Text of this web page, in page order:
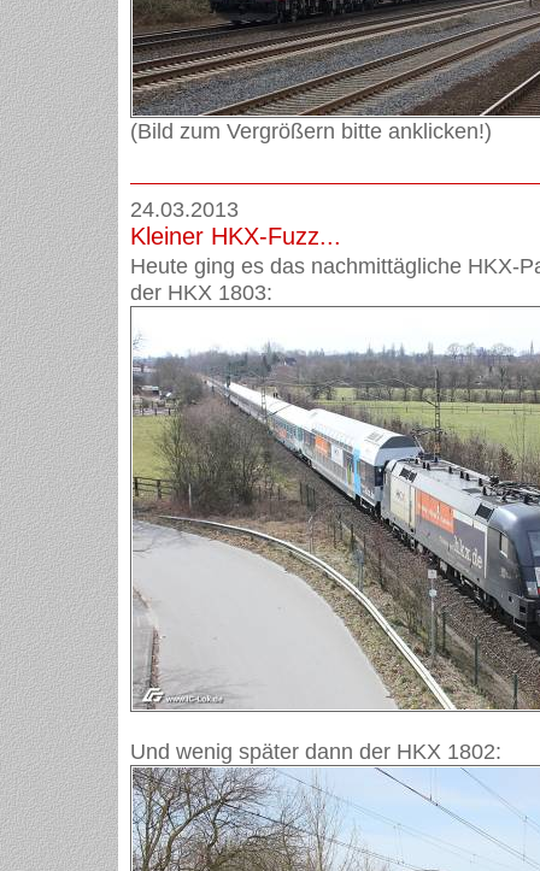
(Bild zum Vergrößern bitte anklicken!)
24.03.2013
Kleiner HKX-Fuzz...
Heute ging es das nachmittägliche HKX-
der HKX 1803:
Und wenig später dann der HKX 1802: